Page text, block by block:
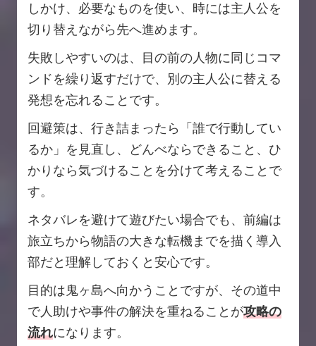
しかけ、必要なものを使い、時には主人公を
切り替えながら先へ進めます。
失敗しやすいのは、目の前の人物に同じコマ
ンドを繰り返すだけで、別の主人公に替える
発想を忘れることです。
回避策は、行き詰まったら「誰で行動してい
るか」を見直し、どんべならできること、ひ
かりなら気づけることを分けて考えることで
す。
ネタバレを避けて遊びたい場合でも、前編は
旅立ちから物語の大きな転機までを描く導入
部だと理解しておくと安心です。
目的は鬼ヶ島へ向かうことですが、その道中
で人助けや事件の解決を重ねることが攻略の
流れになります。